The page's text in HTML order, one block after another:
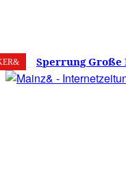
7. August 2026 25.6
Sperrung Große
verwirrt,